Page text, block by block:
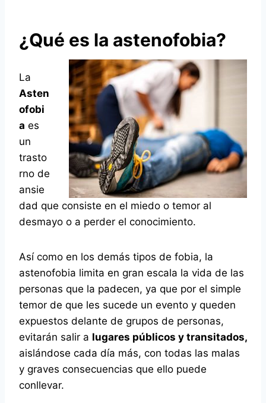
¿Qué es la astenofobia?
La
Asten
ofobi
a es
un
trasto
rno de
ansie
dad que consiste en el miedo o temor al
desmayo o a perder el conocimiento.
Así como en los demás tipos de fobia, la
astenofobia limita en gran escala la vida de las
personas que la padecen, ya que por el simple
temor de que les sucede un evento y queden
expuestos delante de grupos de personas,
evitarán salir a lugares públicos y transitados,
aislándose cada día más, con todas las malas
y graves consecuencias que ello puede
conllevar.